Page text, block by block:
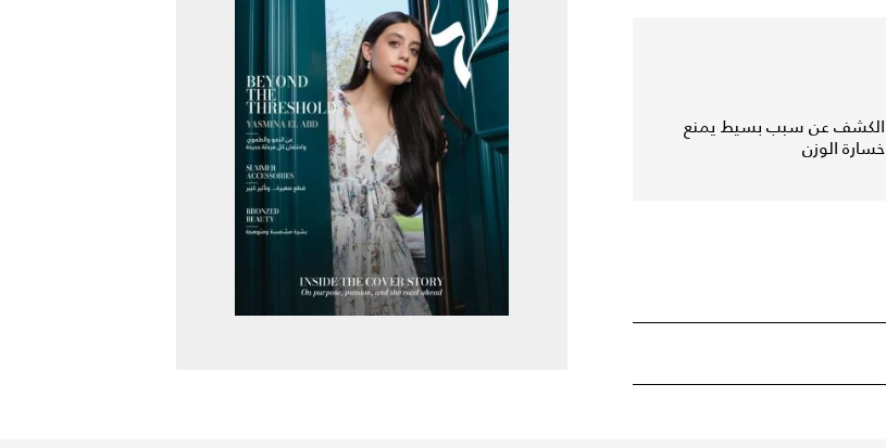
الكشف عن سبب بسيط يمنع
خسارة الوزن